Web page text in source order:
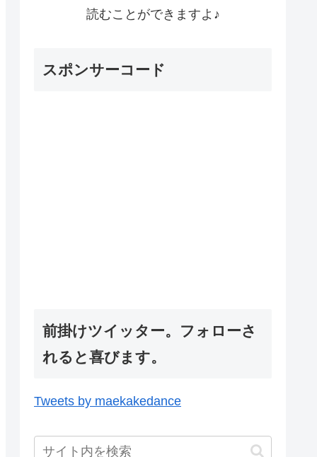
読むことができますよ♪
スポンサーコード
前掛けツイッター。フォローさ
れると喜びます。
Tweets by maekakedance